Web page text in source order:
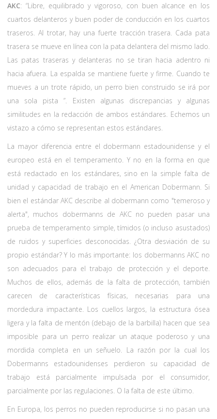
AKC: “Libre, equilibrado y vigoroso, con buen alcance en los
cuartos delanteros y buen poder de conducción en los cuartos
traseros. Al trotar, hay una fuerte tracción trasera. Cada pata
trasera se mueve en línea con la pata delantera del mismo lado.
Las patas traseras y delanteras no se tiran hacia adentro ni
hacia afuera. La espalda se mantiene fuerte y firme. Cuando te
mueves a un trote rápido, un perro bien construido se irá por
una sola pista ”. Existen algunas discrepancias y algunas
similitudes en la redacción de ambos estándares. Echemos un
vistazo a cómo se representan estos estándares.
La mayor diferencia entre el dobermann estadounidense y el
europeo está en el temperamento. Y no en la forma en que
está redactado en los estándares, sino en la simple falta de
unidad y capacidad de trabajo en el American Dobermann. Si
bien el estándar AKC describe al dobermann como "temeroso y
alerta", muchos dobermanns de AKC no pueden pasar una
prueba de temperamento simple, tímidos (o incluso asustados)
de ruidos y superficies desconocidas. ¿Otra desviación de su
propio estándar? Y lo más importante: los dobermanns AKC no
son adecuados para el trabajo de protección y el deporte.
Muchos de ellos, además de la falta de protección, también
carecen de características físicas, necesarias para una
mordedura impactante. Los cuellos largos, la estructura ósea
ligera y la falta de mentón (debajo de la barbilla) hacen que sea
imposible para un perro realizar un ataque poderoso y una
mordida completa en un señuelo. La razón por la cual los
Dobermanns estadounidenses perdieron su capacidad de
trabajo está parcialmente impulsada por el consumidor,
parcialmente por las regulaciones. O la falta de este último.
En Europa, los perros no pueden reproducirse si no pasan una